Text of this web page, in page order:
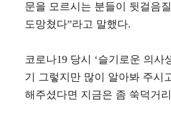
문을 모르시는 분들이 뒷걸음
도망쳤다”라고 말했다.
코로나19 당시 ‘슬기로운 의
기 그렇지만 많이 알아봐 주시
해주셨다면 지금은 좀 쑥덕거